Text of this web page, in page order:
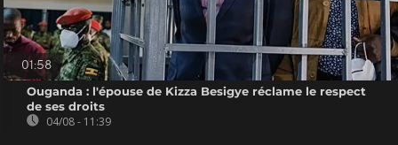
01:58
Ouganda : l'épouse de Kizza Besigye réclame le respect
de ses droits
04/08 - 11:39